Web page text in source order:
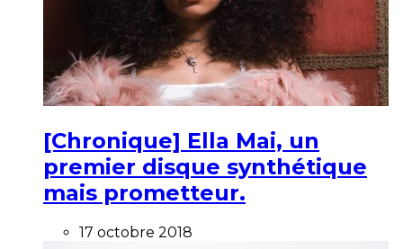
[Chronique] Ella Mai, un
premier disque synthétique
mais prometteur.
17 octobre 2018